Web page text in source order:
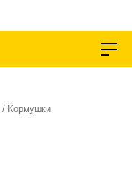
/ Кормушки